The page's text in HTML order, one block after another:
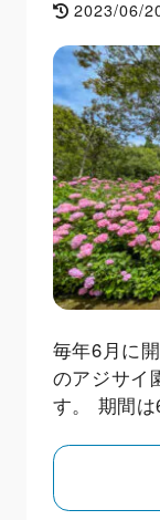
2023/06/
毎年6月に
のアジサイ
す。 期間